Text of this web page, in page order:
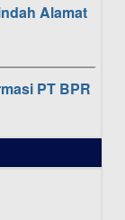
Alamat
PT BPR